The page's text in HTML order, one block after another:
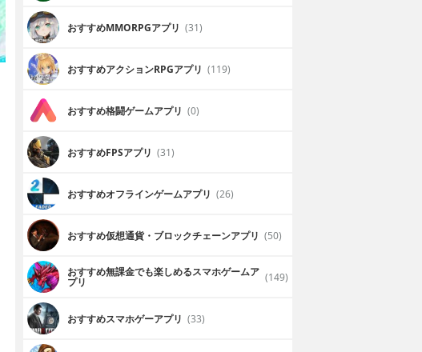
おすすめ MMORPGアプリ (31)
おすすめアクションRPGアプリ (119)
おすすめ格闘ゲームアプリ (0)
おすすめFPSアプリ (31)
おすすめオフラインゲームアプリ (26)
おすすめ仮想通貨・ブロックチェーンアプリ (50)
おすすめ無課金でも楽しめるスマホゲームア
プリ (149)
おすすめスマホゲーアプリ (33)